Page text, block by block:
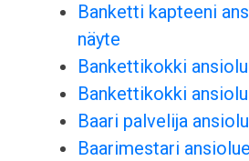
Banketti kapteeni
näyte
Bankettikokki
Bankettikokki
Baari palvelija
Baarimestari